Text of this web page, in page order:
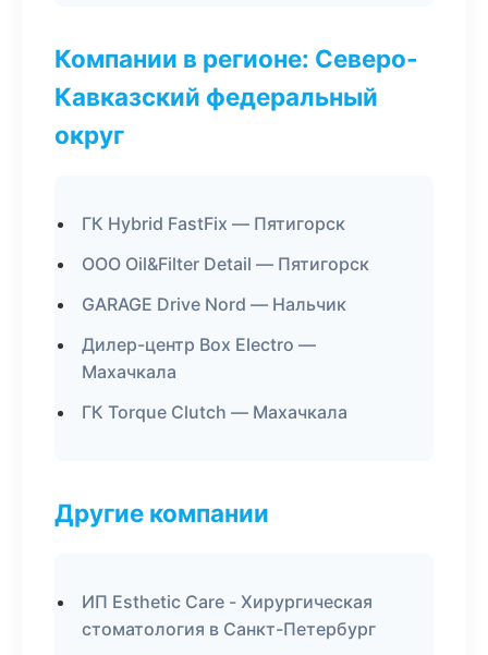
Компании в регионе: Северо-
Кавказский федеральный
округ
ГК Hybrid FastFix — Пятигорск
ООО Oil&Filter Detail — Пятигорск
GARAGE Drive Nord — Нальчик
Дилер-центр Box Electro —
Махачкала
ГК Torque Clutch — Махачкала
Другие компании
ИП Esthetic Care - Хирургическая
стоматология в Санкт-Петербург